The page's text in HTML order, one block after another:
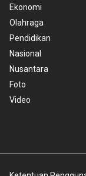
Ekonomi
Olahraga
Pendidikan
Nasional
Nusantara
Foto
Video